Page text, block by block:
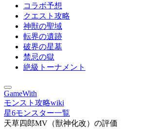
コラボ予想
クエスト攻略
神獣の聖域
転界の遺跡
破界の星墓
禁忌の獄
絶級トーナメント
GameWith
モンスト攻略wiki
星6モンスター一覧
天草四郎MV（獣神化改）の評価